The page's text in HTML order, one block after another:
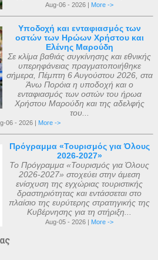
Aug-06 - 2026 | More ->
Υποδοχή και ενταφιασμός των
οστών των Ηρώων Χρήστου και
Ελένης Μαρούδη
Σε κλίμα βαθιάς συγκίνησης και εθνικής
υπερηφάνειας πραγματοποιήθηκε
σήμερα, Πέμπτη 6 Αυγούστου 2026, στα
Άνω Πορόια η υποδοχή και ο
ενταφιασμός των οστών του ήρωα
Χρήστου Μαρούδη και της αδελφής
του...
06 - 2026 | More ->
Πρόγραμμα «Τουρισμός για Όλους
2026-2027»
Το Πρόγραμμα «Τουρισμός για Όλους
2026-2027» στοχεύει στην άμεση
ενίσχυση της εγχώριας τουριστικής
δραστηριότητας και εντάσσεται στο
πλαίσιο της ευρύτερης στρατηγικής της
Κυβέρνησης για τη στήριξη...
Aug-05 - 2026 | More ->